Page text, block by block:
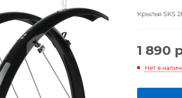
Крылья SKS
1 890
Нет в